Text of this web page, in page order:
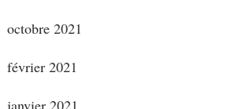
octobre 2021
février 2021
janvier 2021